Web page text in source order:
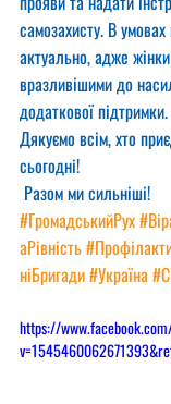
самозахисту. В
актуально, адже
вразливішими до
додаткової підтримки.
Дякуємо всім, хто
сьогодні!
Разом ми сильніші!
#ГромадськийРух
аРівність
ніБригади#Україна
https://